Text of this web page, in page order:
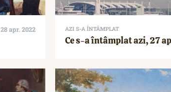
28 apr. 2022 AZI S-A ÎNTÂMPLAT
Ce s-a întâmplat azi, 27